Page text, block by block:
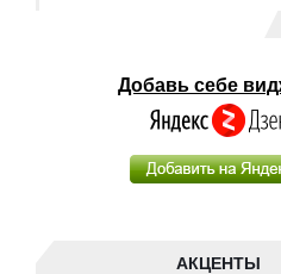
Добавь себе
АКЦЕНТЫ